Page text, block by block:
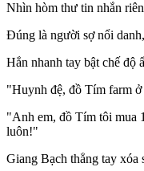
Nhìn hòm thư tin nhắn
Đúng là người sợ nổi
Hắn nhanh tay bật chế độ
"Huynh đệ, đồ Tím farm
"Anh em, đồ Tím tôi mua
luôn!"
Giang Bạch thẳng tay xóa